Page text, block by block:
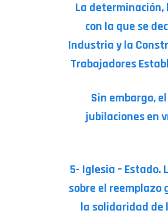
La determinación,
con la que se
Industria y la
Trabajadores
Sin embargo,
jubilaciones en
5- Iglesia – Estado.
sobre el
la solidaridad de